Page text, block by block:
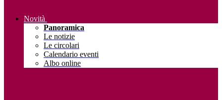
Novità
Panoramica
Le notizie
Le circolari
Calendario eventi
Albo online